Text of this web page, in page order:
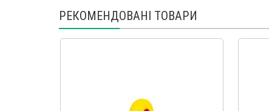
РЕКОМЕНДОВАНІ ТОВАРИ